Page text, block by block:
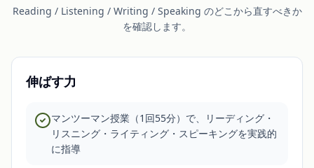
Reading / Listening / Writing / Speaking のどこから直すべきか
を確認します。
伸ばす力
マンツーマン授業（1回55分）で、リーディング・
リスニング・ライティング・スピーキングを実践的
に指導